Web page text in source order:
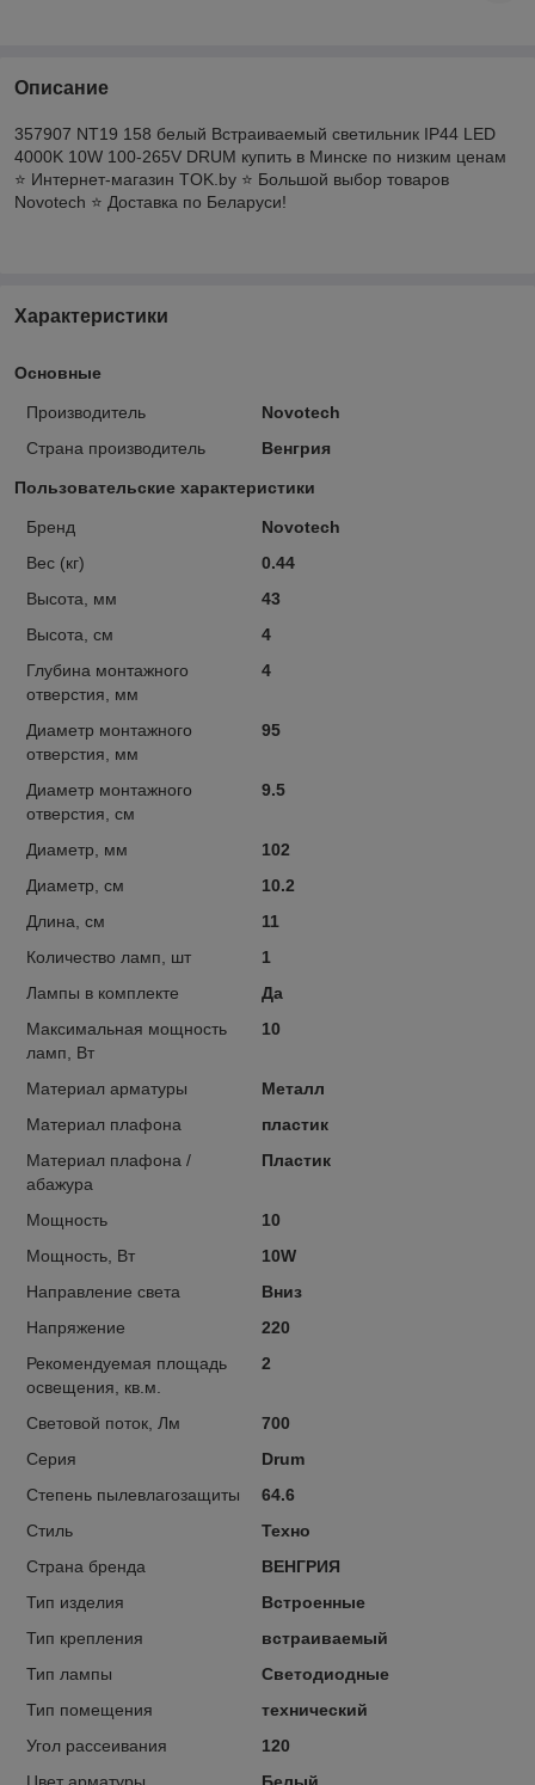
Описание
357907 NT19 158 белый Встраиваемый светильник IP44 LED
4000K 10W 100-265V DRUM купить в Минске по низким ценам
⭐️ Интернет-магазин TOK.by ⭐️ Большой выбор товаров
Novotech ⭐️ Доставка по Беларуси!
Характеристики
Основные
Производитель
Novotech
Страна производитель
Венгрия
Пользовательские характеристики
Бренд
Novotech
Вес (кг)
0.44
Высота, мм
43
Высота, см
4
Глубина монтажного
отверстия, мм
4
Диаметр монтажного
отверстия, мм
95
Диаметр монтажного
отверстия, см
9.5
Диаметр, мм
102
Диаметр, см
10.2
Длина, см
11
Количество ламп, шт
1
Лампы в комплекте
Да
Максимальная мощность
ламп, Вт
10
Материал арматуры
Металл
Материал плафона
пластик
Материал плафона /
абажура
Пластик
Мощность
10
Мощность, Вт
10W
Направление света
Вниз
Напряжение
220
Рекомендуемая площадь
освещения, кв.м.
2
Световой поток, Лм
700
Серия
Drum
Степень пылевлагозащиты
64.6
Стиль
Техно
Страна бренда
ВЕНГРИЯ
Тип изделия
Встроенные
Тип крепления
встраиваемый
Тип лампы
Светодиодные
Тип помещения
технический
Угол рассеивания
120
Цвет арматуры
Белый